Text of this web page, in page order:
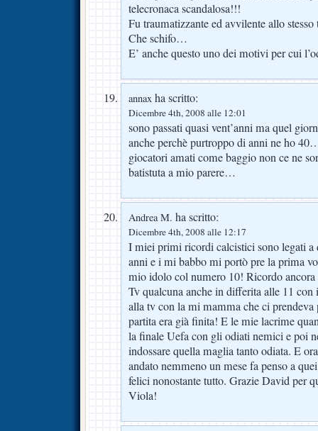
telecronaca scandalosa!!!
Fu traumatizzante ed avvilente allo
Che schifo…
E’ anche questo uno dei motivi per cui
annax ha scritto:
Dicembre 4th, 2008 alle 12:01
sono passati quasi vent’anni ma quel
anche perchè purtroppo di anni ne ho
giocatori amati come baggio non ce ne
batistuta a mio parere…
Andrea M. ha scritto:
Dicembre 4th, 2008 alle 12:17
I miei primi ricordi calcistici sono legati a
anni e i mi babbo mi portò pre la prima
mio idolo col numero 10! Ricordo
Tv qualcuna anche in differita alle 11
alla tv con la mi mamma che ci
partita era già finita! E le mie lacrime
la finale Uefa con gli odiati nemici e poi
indossare quella maglia tanto odiata. E
andato nemmeno un mese fa penso a
felici nonostante tutto. Grazie David per
Viola!